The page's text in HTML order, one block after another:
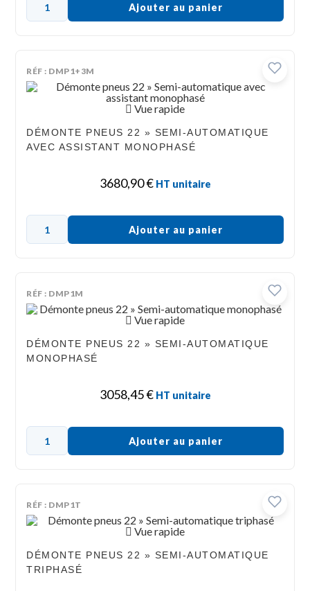
Ajouter au panier
RÉF : DMP1+3M
Vue rapide
DÉMONTE PNEUS 22 » SEMI-AUTOMATIQUE
AVEC ASSISTANT MONOPHASÉ
3680,90€ HT unitaire
Ajouter au panier
RÉF : DMP1M
Vue rapide
DÉMONTE PNEUS 22 » SEMI-AUTOMATIQUE
MONOPHASÉ
3058,45€ HT unitaire
Ajouter au panier
RÉF : DMP1T
Vue rapide
DÉMONTE PNEUS 22 » SEMI-AUTOMATIQUE
TRIPHASÉ